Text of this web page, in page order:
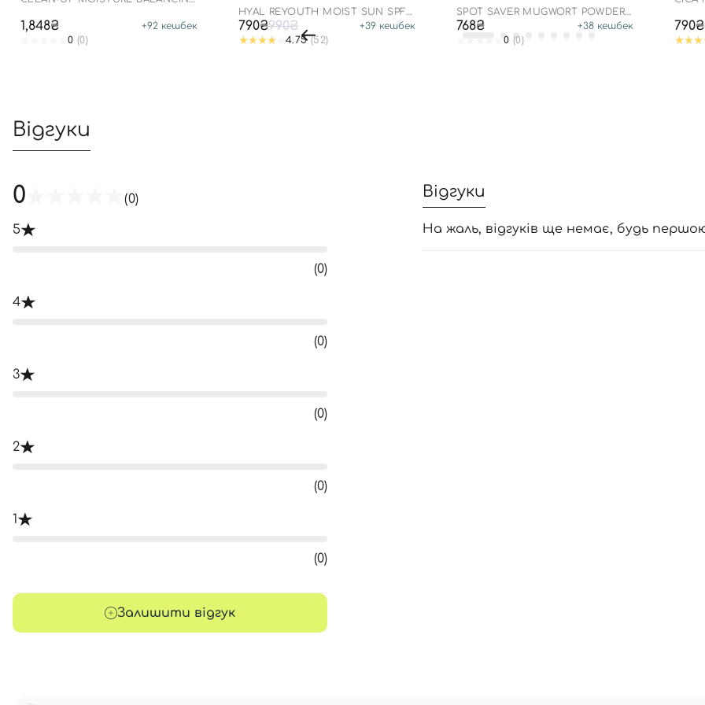
1,848₴ +92 кешбек
0 (0)
HYAL REYOUTH MOIST SUN SPF
50/PA++++
790₴990₴ +39 кешбек
4.75 (52)
SPOT SAVER MUGWORT POWDER
WASH
768₴ +38 кешбек
0 (0)
790₴
Відгуки
0 (0)
5
(0)
4
(0)
3
(0)
2
(0)
1
(0)
Залишити відгук
Відгуки
На жаль, відгуків ще немає, будь